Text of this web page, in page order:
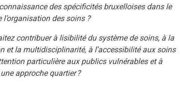
des spécificités bruxelloises dans le
l’organisation des soins ?
contribuer à lisibilité du système de soins, à la
et la multidisciplinarité, à l’accessibilité aux soins
particulière aux publics vulnérables et à
approche quartier ?